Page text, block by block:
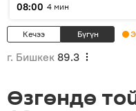
08:00 4 мин
Кечээ Бүгүн
г. Бишкек 89.3
Өзгөндө